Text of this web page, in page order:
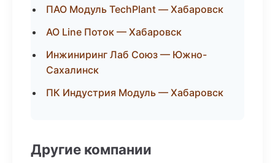
ПАО Модуль TechPlant — Хабаровск
АО Line Поток — Хабаровск
Инжиниринг Лаб Союз — Южно-
Сахалинск
ПК Индустрия Модуль — Хабаровск
Другие компании